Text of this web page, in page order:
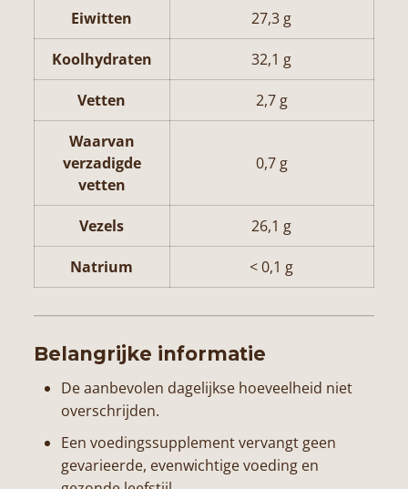
Eiwitten 27,3 g
Koolhydraten 32,1 g
Vetten 2,7 g
Waarvan
verzadigde
vetten
0,7 g
Vezels 26,1 g
Natrium < 0,1 g
Belangrijke informatie
De aanbevolen dagelijkse hoeveelheid niet
overschrijden.
Een voedingssupplement vervangt geen
gevarieerde, evenwichtige voeding en